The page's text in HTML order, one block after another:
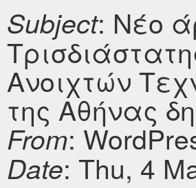
Subject: Νέο
Ανοιχτών
της Αθήνας
From:
Date: Thu, 4